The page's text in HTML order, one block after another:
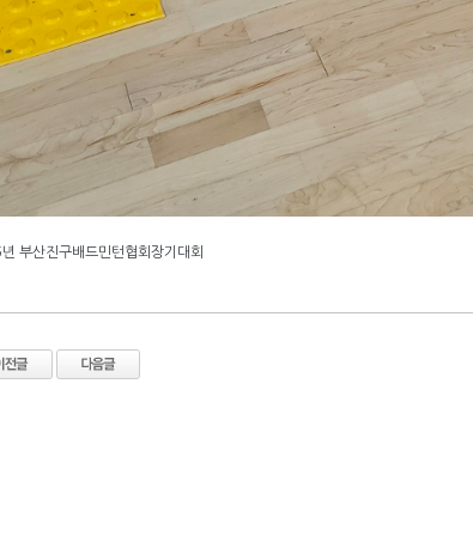
부산진구배드민턴협회장기대회